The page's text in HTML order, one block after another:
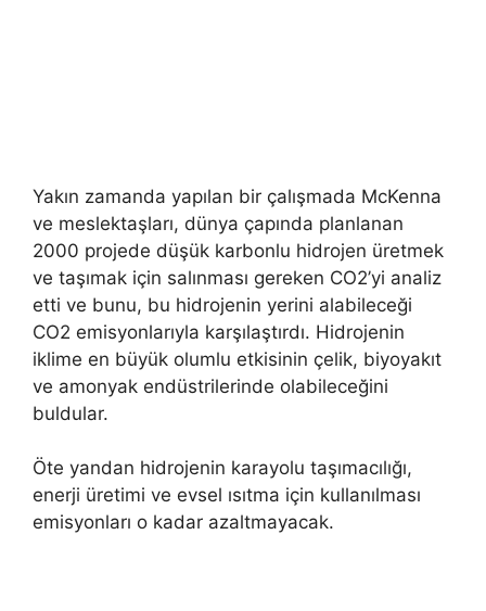
Yakın zamanda yapılan bir çalışmada McKenna
ve meslektaşları, dünya çapında planlanan
2000 projede düşük karbonlu hidrojen üretmek
ve taşımak için salınması gereken CO2’yi analiz
etti ve bunu, bu hidrojenin yerini alabileceği
CO2 emisyonlarıyla karşılaştırdı. Hidrojenin
iklime en büyük olumlu etkisinin çelik, biyoyakıt
ve amonyak endüstrilerinde olabileceğini
buldular.
Öte yandan hidrojenin karayolu taşımacılığı,
enerji üretimi ve evsel ısıtma için kullanılması
emisyonları o kadar azaltmayacak.